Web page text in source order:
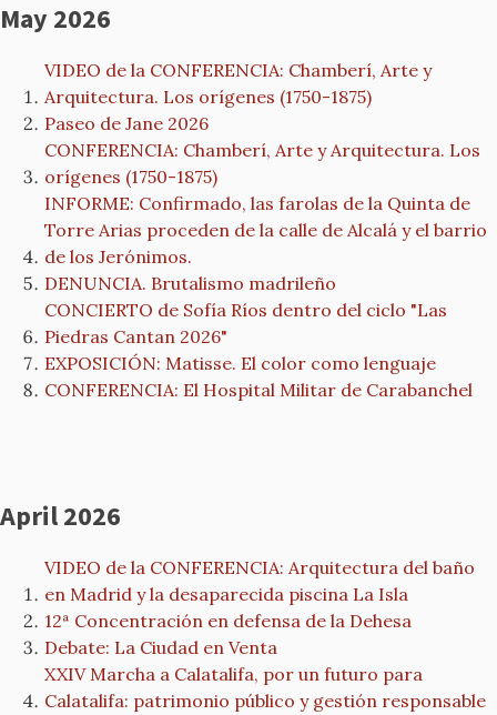
May 2026
VIDEO de la CONFERENCIA: Chamberí, Arte y
Arquitectura. Los orígenes (1750-1875)
Paseo de Jane 2026
CONFERENCIA: Chamberí, Arte y Arquitectura. Los
orígenes (1750-1875)
INFORME: Confirmado, las farolas de la Quinta de
Torre Arias proceden de la calle de Alcalá y el barrio
de los Jerónimos.
DENUNCIA. Brutalismo madrileño
CONCIERTO de Sofía Ríos dentro del ciclo "Las
Piedras Cantan 2026"
EXPOSICIÓN: Matisse. El color como lenguaje
CONFERENCIA: El Hospital Militar de Carabanchel
April 2026
VIDEO de la CONFERENCIA: Arquitectura del baño
en Madrid y la desaparecida piscina La Isla
12ª Concentración en defensa de la Dehesa
Debate: La Ciudad en Venta
XXIV Marcha a Calatalifa, por un futuro para
Calatalifa: patrimonio público y gestión responsable